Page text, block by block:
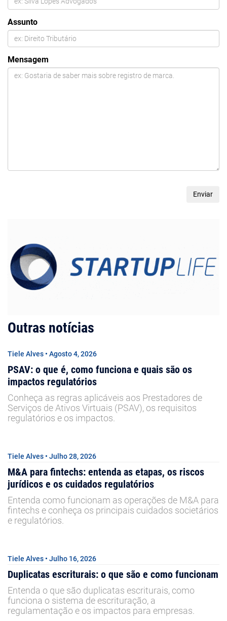
Assunto
Mensagem
Outras notícias
Tiele Alves • Agosto 4, 2026
PSAV: o que é, como funciona e quais são os
impactos regulatórios
Conheça as regras aplicáveis aos Prestadores de
Serviços de Ativos Virtuais (PSAV), os requisitos
regulatórios e os impactos.
Tiele Alves • Julho 28, 2026
M&A para fintechs: entenda as etapas, os riscos
jurídicos e os cuidados regulatórios
Entenda como funcionam as operações de M&A para
fintechs e conheça os principais cuidados societários
e regulatórios.
Tiele Alves • Julho 16, 2026
Duplicatas escriturais: o que são e como funcionam
Entenda o que são duplicatas escriturais, como
funciona o sistema de escrituração, a
regulamentação e os impactos para empresas.